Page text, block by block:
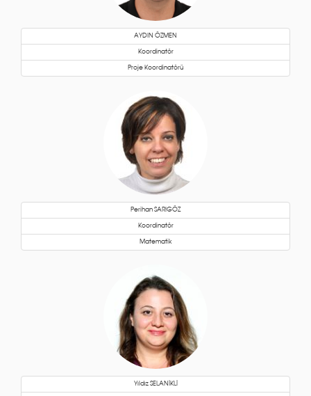
AYDIN ÖZMEN
Koordinatör
Proje Koordinatörü
Perihan SARIGÖZ
Koordinatör
Matematik
Yıldız SELANİKLİ